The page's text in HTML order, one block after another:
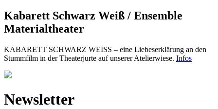
Kabarett Schwarz Weiß / Ensemble
Materialtheater
KABARETT SCHWARZ WEISS – eine Liebeserklärung an den
Stummfilm in der Theaterjurte auf unserer Atelierwiese. Infos
Newsletter